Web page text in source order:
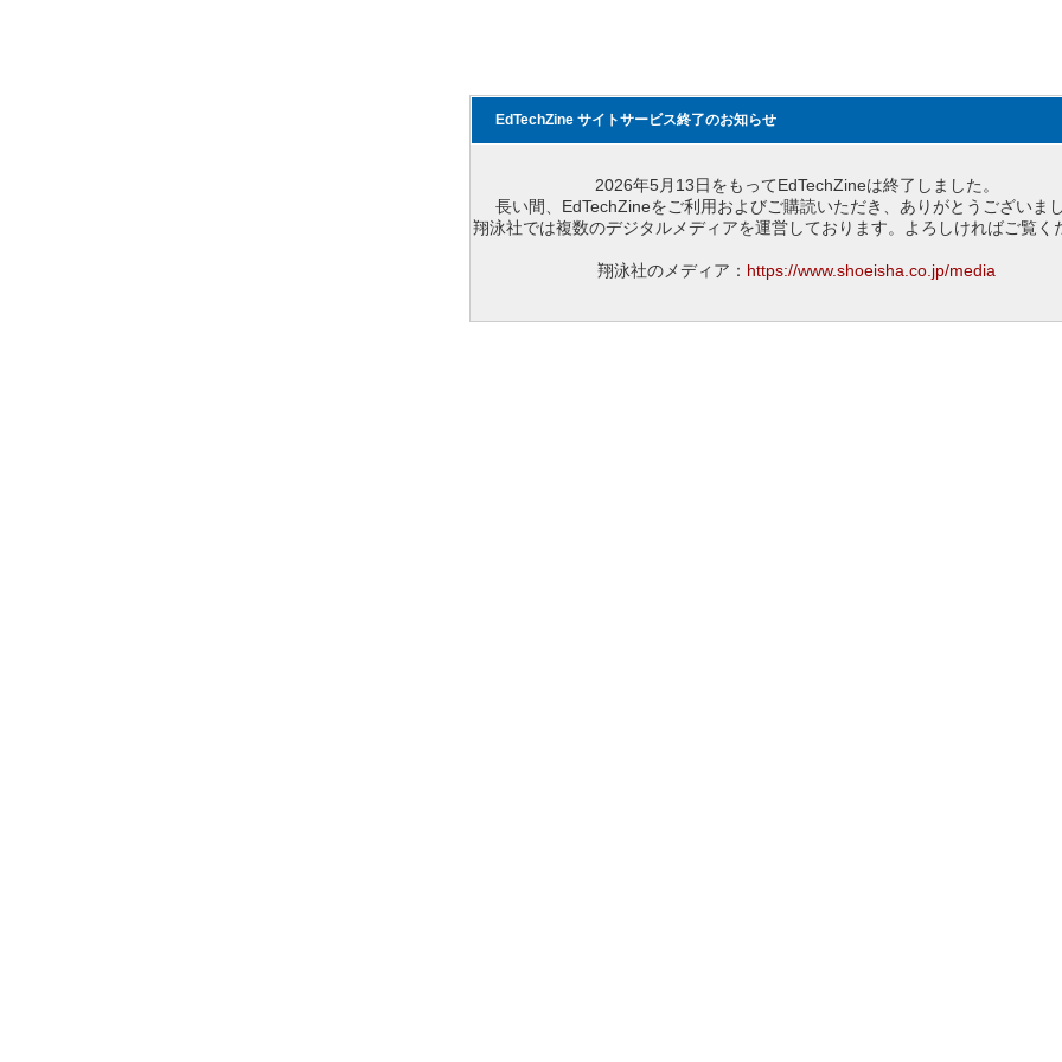
EdTechZine サイトサービス終了のお知らせ
2026年5月13日をもってEdTechZineは終了しました。
長い間、EdTechZineをご利用およびご購読いただき、ありがとうございまし
翔泳社では複数のデジタルメディアを運営しております。よろしければご覧く
翔泳社のメディア： https://www.shoeisha.co.jp/media